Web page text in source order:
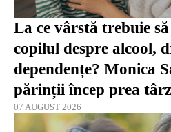
La ce vârstă trebuie
copilul despre alcool,
dependențe? Monica
părinții încep prea
07 AUGUST 2026